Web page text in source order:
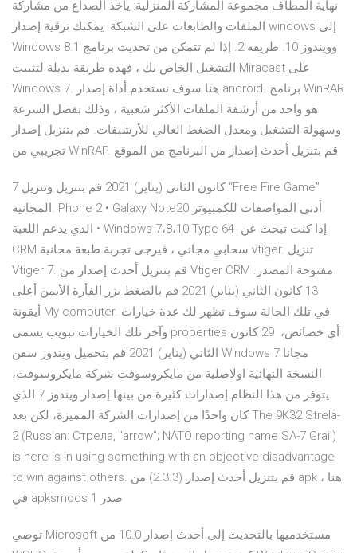
نهاية المطاف مجموعة المشاركة المنزلية: يأخذ الصداع من مشاركة
الملفات والطابعات على الشبكة. يمكنك ترقية إصدار windows إلى
Windows 8.1 وويندوز 10. طريقة 2. إذا لم تتمكن من تحديث برنامج
التشغيل الخاص بك ، فهذه طريقة بديلة لتثبيت Miracast على
Windows 7. هنا سوف نستخدم أداة إصدار android. برنامج WinRAR
هو واحد من أرشفة الملفات الأكثر شعبية ، وذلك بفضل السرعة
وسهولة التشغيل ومعدل الضغط العالي للأرشيفات. قم بتنزيل إصدار
تجريبي من WinRAP. قم بتنزيل أحدث إصدار من البرنامج من الموقع
7 كانون الثاني (يناير) 2021 قم بتنزيل وتنزيل “Free Fire Game”
المجانية. Phone 2 • Galaxy Note20 أدنى المواصفات للكمبيوتر
الذي يدعم اللعبة • Windows 7،8،10 Type 64 إذا كنت تبحث عن
CRM سحابي مجاني ، فيرجى تجربة طبعة مجانية vtiger. تنزيل
Vtiger 7. قم بتنزيل أحدث إصدار من Vtiger CRM مفتوحة المصدر.
13 كانون الثاني (يناير) 2021 قم بالضغط بزر الفأرة الأيمن أعلى
أيقونة My computer. في تلك الحالة سوف تظهر لك عدة خيارات
وآخر تلك الخيارات تبويب يسمى properties أي خصائص، 29 كانون
الثاني (يناير) 2021 قم بتحميل ويندوز سفن Windows 7 مجانا
النسخة النهائية اولاصلية من مايكروسوفت شركة مايكروسوفت،
يتوفر من هذا النظام إصدارات كثيرة من بينها إصدار ويندوز 7 الذي
كان واحدًا من إصدارات الشركة المميزة، لكن بعد The 9K32 Strela-
2 (Russian: Cтрела, "arrow"; NATO reporting name SA-7 Grail)
is here is in using something with an objective disadvantage
to win against others. قم بتنزيل أحدث إصدار (2.3.3) من apk هنا ،
في apksmods صدر 1
توصي Microsoft مستخدميها بالتحديث إلى أحدث إصدار 10.0 من